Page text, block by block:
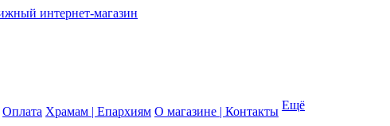
Оплата Храмам | Епархиям О магазине | Контакты Ещё